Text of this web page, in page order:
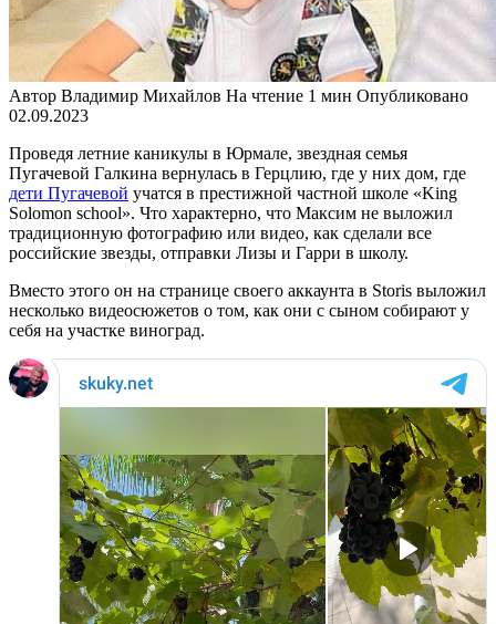
Автор Владимир Михайлов На чтение 1 мин Опубликовано
02.09.2023
Проведя летние каникулы в Юрмале, звездная семья
Пугачевой Галкина вернулась в Герцлию, где у них дом, где
дети Пугачевой учатся в престижной частной школе «King
Solomon school». Что характерно, что Максим не выложил
традиционную фотографию или видео, как сделали все
российские звезды, отправки Лизы и Гарри в школу.
Вместо этого он на странице своего аккаунта в Storis выложил
несколько видеосюжетов о том, как они с сыном собирают у
себя на участке виноград.